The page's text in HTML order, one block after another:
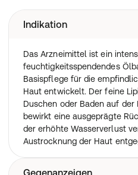
Indikation
Das Arzneimittel ist ein
feuchtigkeitsspendendes
Basispflege für die
Haut entwickelt. Der feine
Duschen oder Baden auf
bewirkt eine ausgeprägte
der erhöhte Wasserverlust
Austrocknung der Haut
Gegenanzeigen